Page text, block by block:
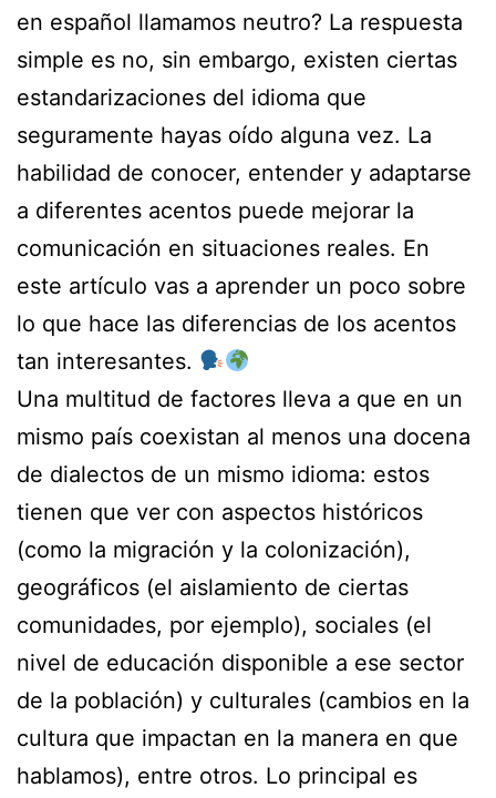
en español llamamos neutro? La respuesta
simple es no, sin embargo, existen ciertas
estandarizaciones del idioma que
seguramente hayas oído alguna vez. La
habilidad de conocer, entender y adaptarse
a diferentes acentos puede mejorar la
comunicación en situaciones reales. En
este artículo vas a aprender un poco sobre
lo que hace las diferencias de los acentos
tan interesantes.
Una multitud de factores lleva a que en un
mismo país coexistan al menos una docena
de dialectos de un mismo idioma: estos
tienen que ver con aspectos históricos
(como la migración y la colonización),
geográficos (el aislamiento de ciertas
comunidades, por ejemplo), sociales (el
nivel de educación disponible a ese sector
de la población) y culturales (cambios en la
cultura que impactan en la manera en que
hablamos), entre otros. Lo principal es